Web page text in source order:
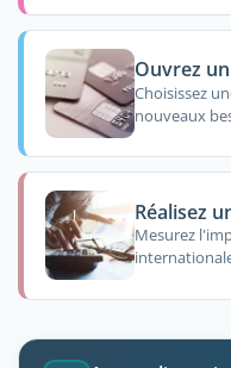
Ouvrez
Choisissez
nouveaux
Réalisez
Mesurez